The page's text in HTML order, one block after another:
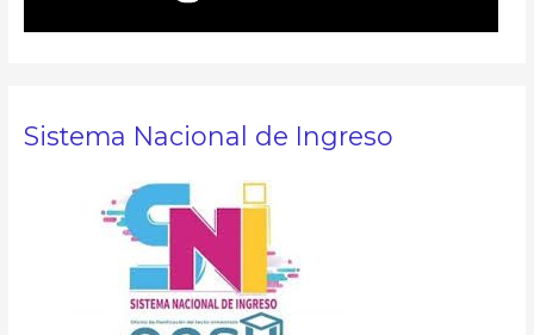
Sistema Nacional de Ingreso